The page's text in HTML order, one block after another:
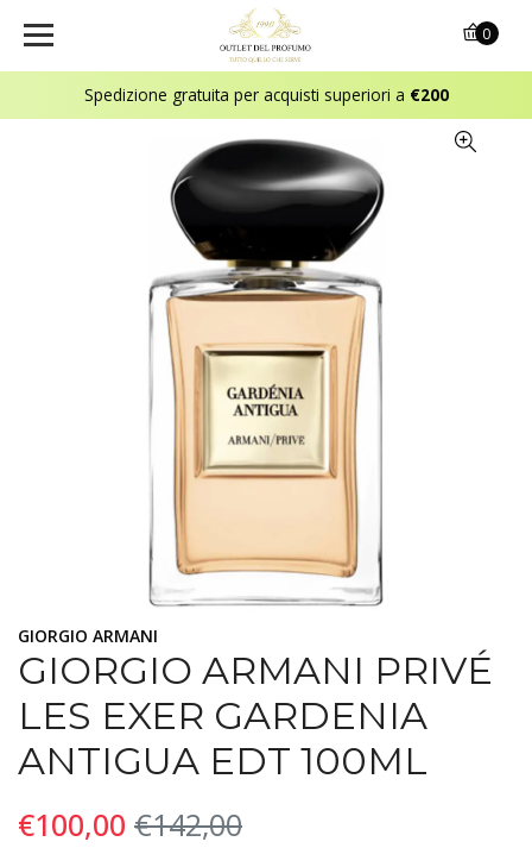
Spedizione gratuita per acquisti superiori a €200
0
GIORGIO ARMANI
GIORGIO ARMANI PRIVÉ
LES EXER GARDENIA
ANTIGUA EDT 100ML
€100,00 €142,00